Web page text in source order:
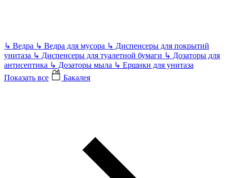
↳ Ведра ↳ Ведра для мусора ↳ Диспенсеры для покрытий
унитаза ↳ Диспенсеры для туалетной бумаги ↳ Дозаторы для
антисептика ↳ Дозаторы мыла ↳ Ершики для унитаза
Показать все
Бакалея